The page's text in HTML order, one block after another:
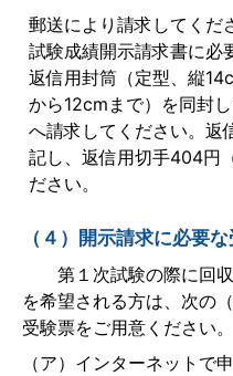
郵送により請求してくだ
試験成績開示請求書に必
返信用封筒（定型、縦
から12cmまで）を同封
へ請求してください。返
記し、返信用切手404円
ださい。
（４）開示請求に必要
第１次試験の際に回収
を希望される方は、次の
受験票をご用意ください。
（ア）インターネットで